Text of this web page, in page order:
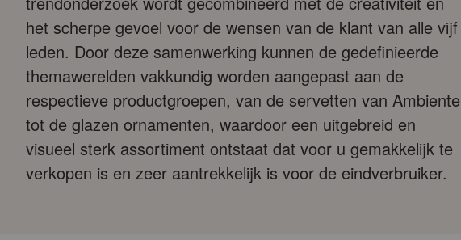
het scherpe gevoel voor de wensen van de klant van alle vijf
leden. Door deze samenwerking kunnen de gedefinieerde
themawerelden vakkundig worden aangepast aan de
respectieve productgroepen, van de servetten van Ambiente
tot de glazen ornamenten, waardoor een uitgebreid en
visueel sterk assortiment ontstaat dat voor u gemakkelijk te
verkopen is en zeer aantrekkelijk is voor de eindverbruiker.